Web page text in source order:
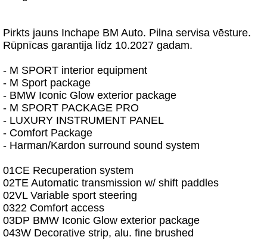
Pirkts jauns Inchape BM Auto. Pilna servisa vēsture.
Rūpnīcas garantija līdz 10.2027 gadam.
- M SPORT interior equipment
- M Sport package
- BMW Iconic Glow exterior package
- M SPORT PACKAGE PRO
- LUXURY INSTRUMENT PANEL
- Comfort Package
- Harman/Kardon surround sound system
01CE Recuperation system
02TE Automatic transmission w/ shift paddles
02VL Variable sport steering
0322 Comfort access
03DP BMW Iconic Glow exterior package
043W Decorative strip, alu. fine brushed